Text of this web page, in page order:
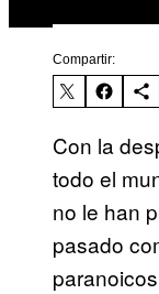
Compartir:
Con la
todo el
no le han
pasado